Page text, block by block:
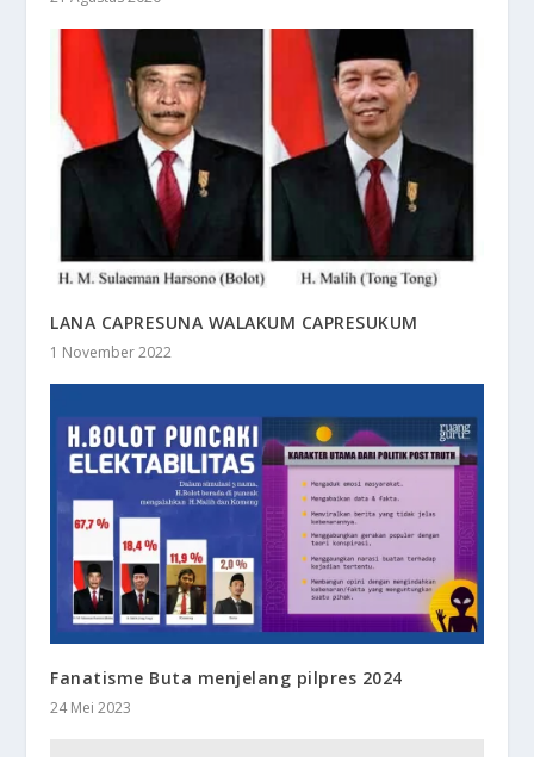
LANA CAPRESUNA WALAKUM CAPRESUKUM
1 November 2022
Fanatisme Buta menjelang pilpres 2024
24 Mei 2023